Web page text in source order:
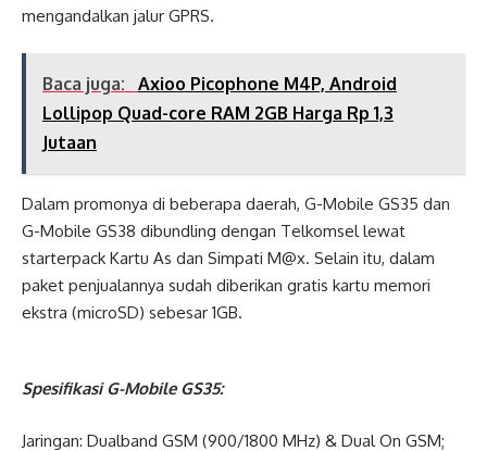
mengandalkan jalur GPRS.
Baca juga:
Axioo Picophone M4P, Android
Lollipop Quad-core RAM 2GB Harga Rp 1,3
Jutaan
Dalam promonya di beberapa daerah, G-Mobile GS35 dan
G-Mobile GS38 dibundling dengan Telkomsel lewat
starterpack Kartu As dan Simpati M@x. Selain itu, dalam
paket penjualannya sudah diberikan gratis kartu memori
ekstra (microSD) sebesar 1GB.
Spesifikasi G-Mobile GS35:
Jaringan: Dualband GSM (900/1800 MHz) & Dual On GSM;